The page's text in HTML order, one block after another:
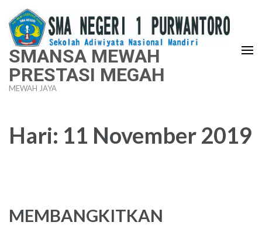
Lompat
ke
konten
(Tekan
Enter)
SMANSA MEWAH
PRESTASI MEGAH
MEWAH JAYA
Hari: 11 November 2019
MEMBANGKITKAN